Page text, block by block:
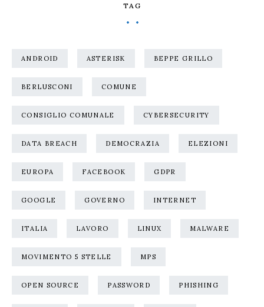
TAG
ANDROID ASTERISK BEPPE GRILLO
BERLUSCONI COMUNE
CONSIGLIO COMUNALE CYBERSECURITY
DATA BREACH DEMOCRAZIA ELEZIONI
EUROPA FACEBOOK GDPR
GOOGLE GOVERNO INTERNET
ITALIA LAVORO LINUX MALWARE
MOVIMENTO 5 STELLE MPS
OPEN SOURCE PASSWORD PHISHING